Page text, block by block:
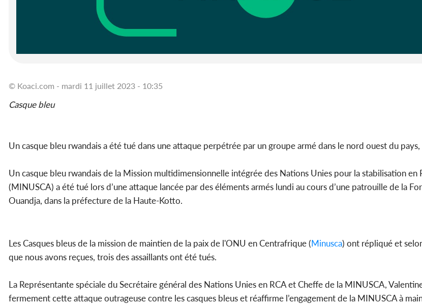
© Koaci.com - mardi 11 juillet 2023 - 10:35
Casque bleu
Un casque bleu rwandais a été tué dans une attaque perpétrée par un groupe armé dans le nord ouest du pays,
Un casque bleu rwandais de la Mission multidimensionnelle intégrée des Nations Unies pour la stabilisation
(MINUSCA) a été tué lors d’une attaque lancée par des éléments armés lundi au cours d’une patrouille de la
Ouandja, dans la préfecture de la Haute-Kotto.
Les Casques bleus de la mission de maintien de la paix de l'ONU en Centrafrique (Minusca) ont répliqué et
que nous avons reçues, trois des assaillants ont été tués.
La Représentante spéciale du Secrétaire général des Nations Unies en RCA et Cheffe de la MINUSCA,
fermement cette attaque outrageuse contre les casques bleus et réaffirme l’engagement de la MINUSCA à